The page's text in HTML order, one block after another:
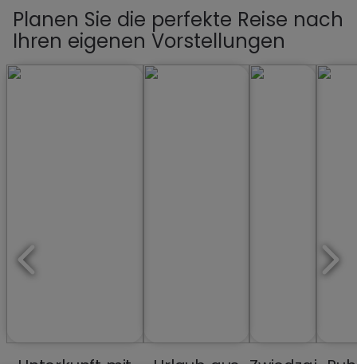
Planen Sie die perfekte Reise nach
Ihren eigenen Vorstellungen